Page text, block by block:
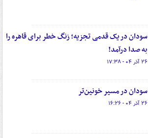
سودان در یک قدمی تجزیه؛ زنگ خطر برای قاهره را
به صدا درآمد!
۲۶ آذر ۰۴ - ۱۷:۳۸
سودان در مسیر خونین‌تر
۲۶ آذر ۰۴ - ۱۶:۲۶